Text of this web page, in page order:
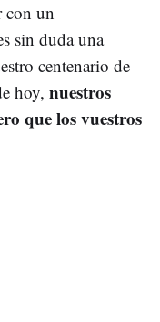
con un
sin duda una
centenario de
hoy, nuestros
que los vuestros